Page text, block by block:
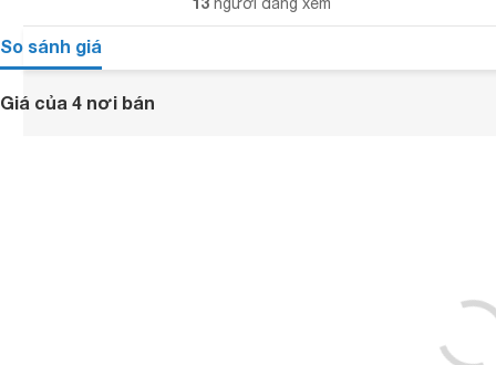
So sánh giá
Giá của 4 nơi bán